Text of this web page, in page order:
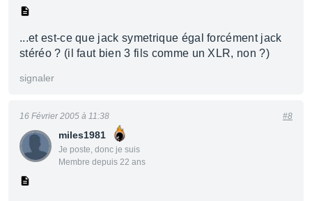
...et est-ce que jack symetrique égal forcément jack
stéréo ? (il faut bien 3 fils comme un XLR, non ?)
signaler
miles1981
Je poste, donc je suis
Membre depuis 22 ans
16 Février 2005 à 11:38 #8